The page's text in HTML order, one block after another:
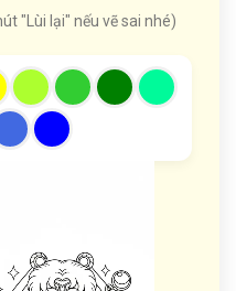
"Lùi lại" nếu vẽ sai nhé)